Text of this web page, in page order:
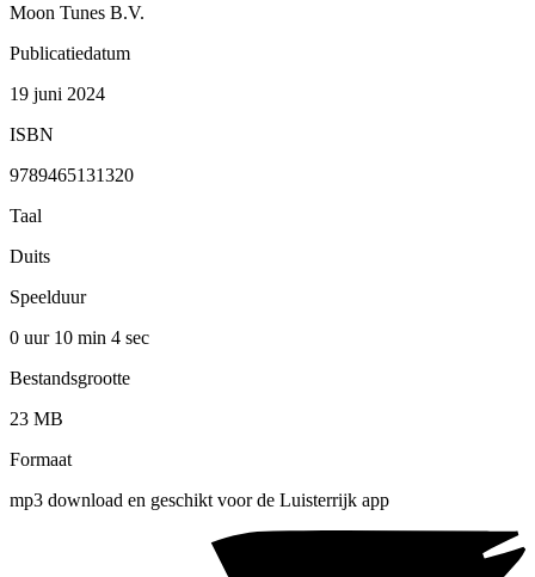
Moon Tunes B.V.
Publicatiedatum
19 juni 2024
ISBN
9789465131320
Taal
Duits
Speelduur
0 uur 10 min 4 sec
Bestandsgrootte
23 MB
Formaat
mp3 download en geschikt voor de Luisterrijk app